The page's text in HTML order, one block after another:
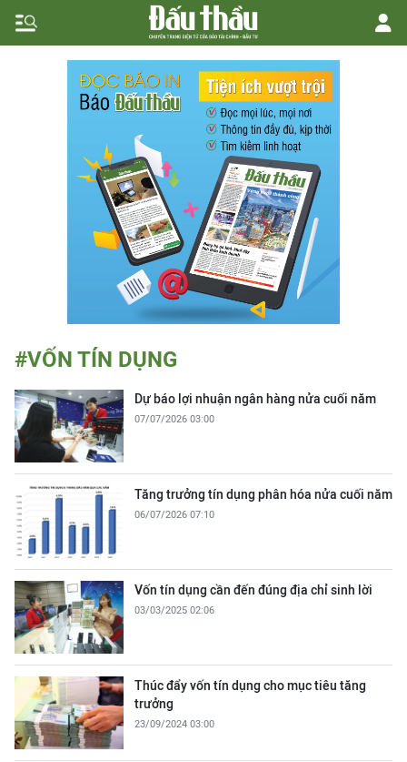
#VỐN TÍN DỤNG
Dự báo lợi nhuận ngân hàng nửa cuối năm
07/07/2026 03:00
Tăng trưởng tín dụng phân hóa nửa cuối năm
06/07/2026 07:10
Vốn tín dụng cần đến đúng địa chỉ sinh lời
03/03/2025 02:06
Thúc đẩy vốn tín dụng cho mục tiêu tăng
trưởng
23/09/2024 03:00